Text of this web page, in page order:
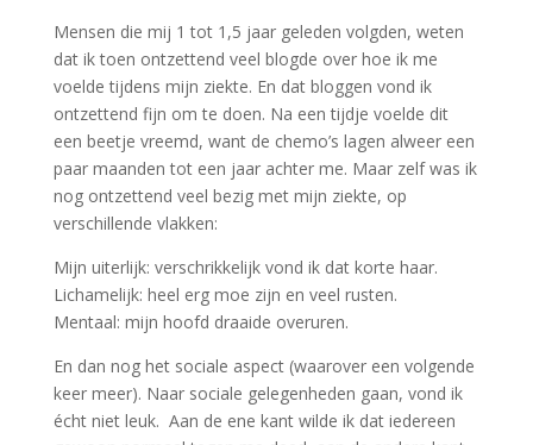
Mensen die mij 1 tot 1,5 jaar geleden volgden, weten
dat ik toen ontzettend veel blogde over hoe ik me
voelde tijdens mijn ziekte. En dat bloggen vond ik
ontzettend fijn om te doen. Na een tijdje voelde dit
een beetje vreemd, want de chemo’s lagen alweer een
paar maanden tot een jaar achter me. Maar zelf was ik
nog ontzettend veel bezig met mijn ziekte, op
verschillende vlakken:
Mijn uiterlijk: verschrikkelijk vond ik dat korte haar.
Lichamelijk: heel erg moe zijn en veel rusten.
Mentaal: mijn hoofd draaide overuren.
En dan nog het sociale aspect (waarover een volgende
keer meer). Naar sociale gelegenheden gaan, vond ik
écht niet leuk. Aan de ene kant wilde ik dat iedereen